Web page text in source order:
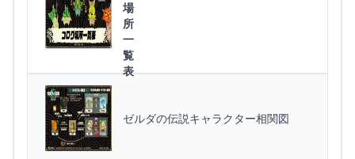
場
所
一
覧
表
ゼルダの伝説キャラクター相関図